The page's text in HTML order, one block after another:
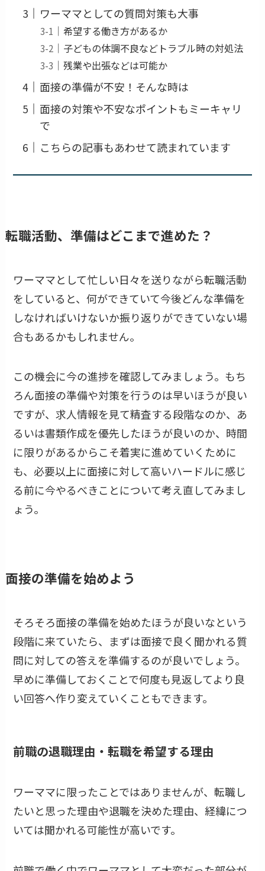
ワーママとしての質問対策も大事
希望する働き方があるか
子どもの体調不良などトラブル時の対処法
残業や出張などは可能か
面接の準備が不安！そんな時は
面接の対策や不安なポイントもミーキャリ
で
こちらの記事もあわせて読まれています
転職活動、準備はどこまで進めた？
ワーママとして忙しい日々を送りながら転職活動
をしていると、何ができていて今後どんな準備を
しなければいけないか振り返りができていない場
合もあるかもしれません。
この機会に今の進捗を確認してみましょう。もち
ろん面接の準備や対策を行うのは早いほうが良い
ですが、求人情報を見て精査する段階なのか、あ
るいは書類作成を優先したほうが良いのか、時間
に限りがあるからこそ着実に進めていくために
も、必要以上に面接に対して高いハードルに感じ
る前に今やるべきことについて考え直してみまし
ょう。
面接の準備を始めよう
そろそろ面接の準備を始めたほうが良いなという
段階に来ていたら、まずは面接で良く聞かれる質
問に対しての答えを準備するのが良いでしょう。
早めに準備しておくことで何度も見返してより良
い回答へ作り変えていくこともできます。
前職の退職理由・転職を希望する理由
ワーママに限ったことではありませんが、転職し
たいと思った理由や退職を決めた理由、経緯につ
いては聞かれる可能性が高いです。